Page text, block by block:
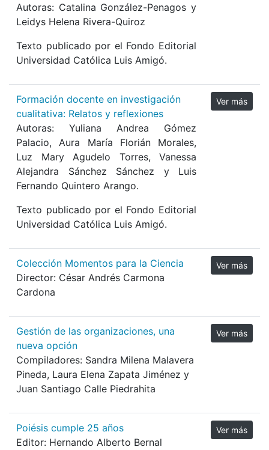
Autoras: Catalina González-Penagos y
Leidys Helena Rivera-Quiroz
Texto publicado por el Fondo Editorial
Universidad Católica Luis Amigó.
Formación docente en investigación
cualitativa: Relatos y reflexiones
Autoras: Yuliana Andrea Gómez
Palacio, Aura María Florián Morales,
Luz Mary Agudelo Torres, Vanessa
Alejandra Sánchez Sánchez y Luis
Fernando Quintero Arango.
Texto publicado por el Fondo Editorial
Universidad Católica Luis Amigó.
Ver más
Colección Momentos para la Ciencia
Director: César Andrés Carmona
Cardona
Ver más
Gestión de las organizaciones, una
nueva opción
Compiladores: Sandra Milena Malavera
Pineda, Laura Elena Zapata Jiménez y
Juan Santiago Calle Piedrahita
Ver más
Poiésis cumple 25 años
Editor: Hernando Alberto Bernal
Ver más